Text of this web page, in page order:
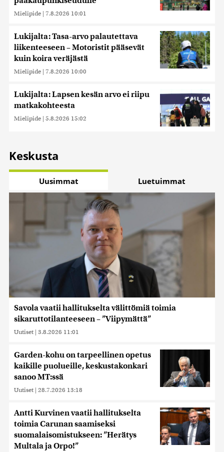
Mielipide | 7.8.2026 10:01
Lukijalta: Tasa-arvo palautettava
liikenteeseen – Motoristit pääsevät
kuin koira veräjästä
Mielipide | 7.8.2026 10:00
Lukijalta: Lapsen kesän arvo ei riipu
matkakohteesta
Mielipide | 5.8.2026 15:02
Keskusta
Uusimmat Luetuimmat
Savola vaatii hallitukselta välittömiä toimia
sikaruttotilanteeseen – ”Viipymättä”
Uutiset | 3.8.2026 11:01
Garden-kohu on tarpeellinen opetus
kaikille puolueille, keskustakonkari
sanoo MT:ssä
Uutiset | 28.7.2026 13:18
Antti Kurvinen vaatii hallitukselta
toimia Carunan saamiseksi
suomalaisomistukseen: ”Herätys
Multala ja Orpo!”